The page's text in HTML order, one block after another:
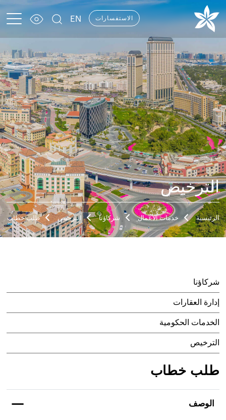
الاستفسارات EN
الترخيص
الرئيسية خدمات الأعمال شركاؤنا الترخيص طلب خطاب
شركاؤنا
إدارة العقارات
الخدمات الحكومية
الترخيص
طلب خطاب
الوصف